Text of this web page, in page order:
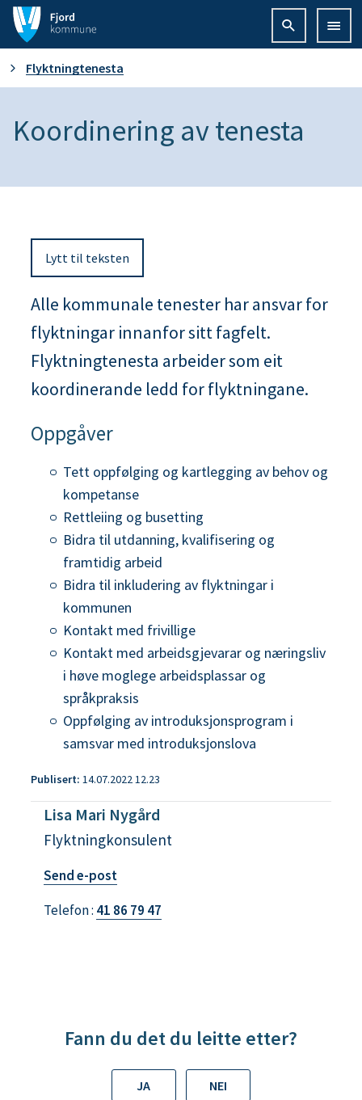
F
j
o
r
o
m
m
u
n
e
D
r
Flyktningtenesta
Koordinering av tenesta
Lytt til teksten
Alle kommunale tenester har ansvar for
flyktningar innanfor sitt fagfelt.
Flyktningtenesta arbeider som eit
koordinerande ledd for flyktningane.
Oppgåver
Tett oppfølging og kartlegging av behov og
kompetanse
Rettleiing og busetting
Bidra til utdanning, kvalifisering og
framtidig arbeid
Bidra til inkludering av flyktningar i
kommunen
Kontakt med frivillige
Kontakt med arbeidsgjevarar og næringsliv
i høve moglege arbeidsplassar og
språkpraksis
Oppfølging av introduksjonsprogram i
samsvar med introduksjonslova
Publisert 14.07.2022 12.23
Lisa Mari Nygård
Flyktningkonsulent
Send e-post
l
M
a
r
Telefon 41 86 79 47
Fann du det du leitte etter?
JA NEI